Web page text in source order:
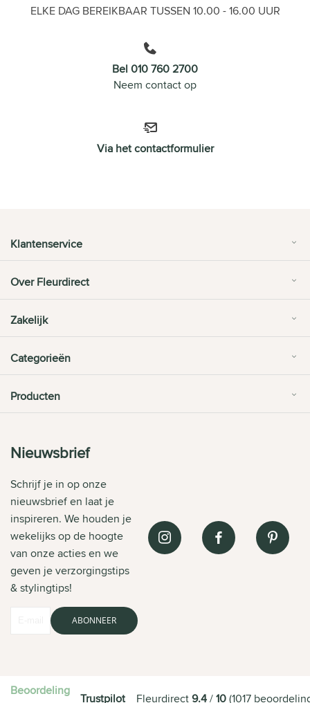
ELKE DAG BEREIKBAAR TUSSEN 10.00 - 16.00 UUR
Bel 010 760 2700
Neem contact op
Via het contactformulier
Klantenservice
Over Fleurdirect
Zakelijk
Categorieën
Producten
Nieuwsbrief
Schrijf je in op onze
nieuwsbrief en laat je
inspireren. We houden je
wekelijks op de hoogte
van onze acties en we
geven je verzorgingstips
& stylingtips!
ABONNEER
Beoordeling
Trustpilot Fleurdirect9.4/10(1017